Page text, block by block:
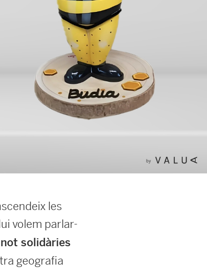
les
volem parlar-
solidàries
geografia